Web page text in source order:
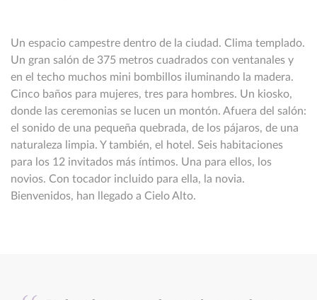
Un espacio campestre dentro de la ciudad. Clima templado.
Un gran salón de 375 metros cuadrados con ventanales y
en el techo muchos mini bombillos iluminando la madera.
Cinco baños para mujeres, tres para hombres. Un kiosko,
donde las ceremonias se lucen un montón. Afuera del salón:
el sonido de una pequeña quebrada, de los pájaros, de una
naturaleza limpia. Y también, el hotel. Seis habitaciones
para los 12 invitados más íntimos. Una para ellos, los
novios. Con tocador incluido para ella, la novia.
Bienvenidos, han llegado a Cielo Alto.